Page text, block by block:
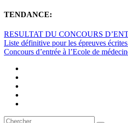
TENDANCE:
RESULTAT DU CONCOURS
Liste définitive pour les épreuves
Concours d’entrée à l’Ecole de